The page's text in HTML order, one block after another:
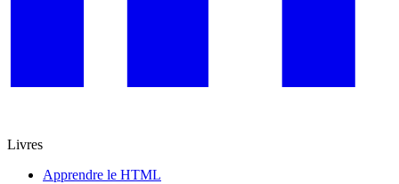
Livres
Apprendre le HTML